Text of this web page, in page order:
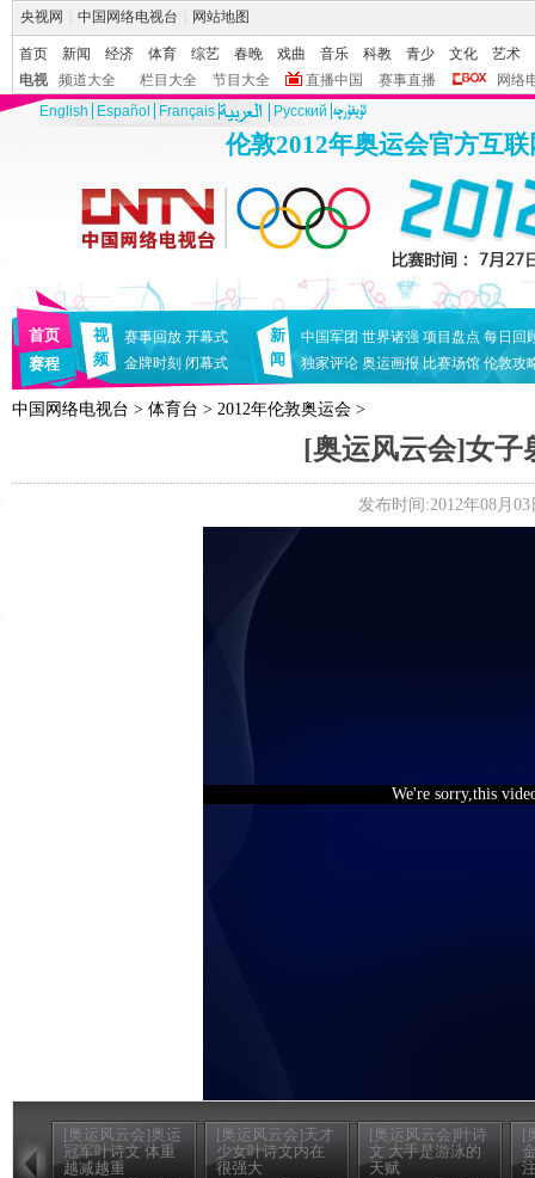
央视网 中国网络电视台 网站地图
首页 新闻 经济 体育 综艺 春晚 戏曲 音乐 科教 青少 文化
艺术
电视
频道大全 栏目大全 节目大全 直播中国 赛事直播
网络
English
Español Français Pусский
伦敦2012年奥运会官方互
首页
赛程
视
频
赛事回放 开幕式
金牌时刻 闭幕式
新
闻
中国军团 世界诸强 项目盘点 每日回
独家评论 奥运画报 比赛场馆 伦敦攻
中国网络电视台 > 体育台 > 2012年伦敦奥运会 >
[奥运风云会]女子
发布时间:2012年08月
We're sorry,this
[奥运风云会]奥运
冠军叶诗文 体重
越减越重
[奥运风云会]天才
少女叶诗文内在
很强大
[奥运风云会]叶诗
文 大手是游泳的
天赋
[